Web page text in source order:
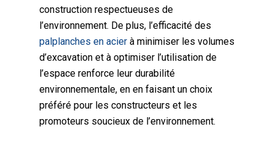
construction respectueuses de
l’environnement. De plus, l’efficacité des
palplanches en acier à minimiser les volumes
d’excavation et à optimiser l’utilisation de
l’espace renforce leur durabilité
environnementale, en en faisant un choix
préféré pour les constructeurs et les
promoteurs soucieux de l’environnement.